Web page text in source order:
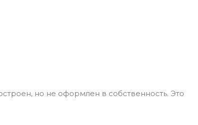
но не оформлен в собственность. Это